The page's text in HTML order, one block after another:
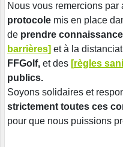
Nous vous remercions par
protocole mis en place
de prendre connaissance
barrières] et à la
FFGolf, et des [règles
publics.
Soyons solidaires et
strictement toutes ces
pour que nous puissions